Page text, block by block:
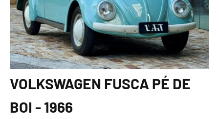
VOLKSWAGEN FUSCA PÉ DE
BOI - 1966